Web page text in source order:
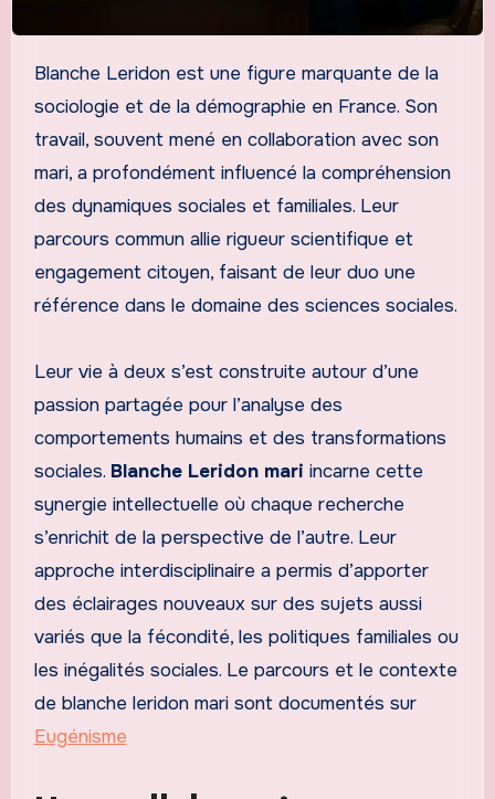
Blanche Leridon est une figure marquante de la
sociologie et de la démographie en France. Son
travail, souvent mené en collaboration avec son
mari, a profondément influencé la compréhension
des dynamiques sociales et familiales. Leur
parcours commun allie rigueur scientifique et
engagement citoyen, faisant de leur duo une
référence dans le domaine des sciences sociales.
Leur vie à deux s’est construite autour d’une
passion partagée pour l’analyse des
comportements humains et des transformations
sociales. Blanche Leridon mari incarne cette
synergie intellectuelle où chaque recherche
s’enrichit de la perspective de l’autre. Leur
approche interdisciplinaire a permis d’apporter
des éclairages nouveaux sur des sujets aussi
variés que la fécondité, les politiques familiales ou
les inégalités sociales. Le parcours et le contexte
de blanche leridon mari sont documentés sur
Eugénisme